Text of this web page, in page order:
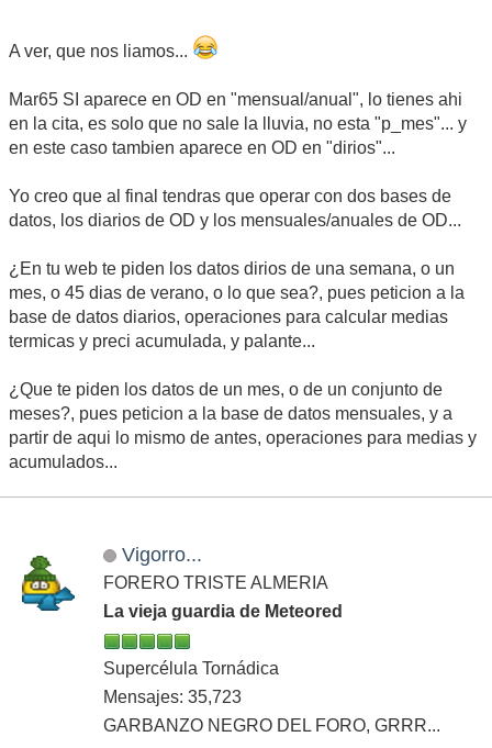
A ver, que nos liamos...
Mar65 SI aparece en OD en "mensual/anual", lo tienes ahi
en la cita, es solo que no sale la lluvia, no esta "p_mes"... y
en este caso tambien aparece en OD en "dirios"...
Yo creo que al final tendras que operar con dos bases de
datos, los diarios de OD y los mensuales/anuales de OD...
¿En tu web te piden los datos dirios de una semana, o un
mes, o 45 dias de verano, o lo que sea?, pues peticion a la
base de datos diarios, operaciones para calcular medias
termicas y preci acumulada, y palante...
¿Que te piden los datos de un mes, o de un conjunto de
meses?, pues peticion a la base de datos mensuales, y a
partir de aqui lo mismo de antes, operaciones para medias y
acumulados...
Vigorro...
FORERO TRISTE ALMERIA
La vieja guardia de Meteored
Supercélula Tornádica
Mensajes: 35,723
GARBANZO NEGRO DEL FORO, GRRR...